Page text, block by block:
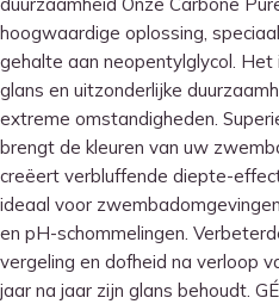
hoogwaardige oplossing,
gehalte aan neopentylglycol.
glans en uitzonderlijke
extreme omstandigheden.
brengt de kleuren van uw
creëert verbluffende diepte-
ideaal voor
en pH-schommelingen.
vergeling en dofheid na verloop
jaar na jaar zijn glans behoudt.